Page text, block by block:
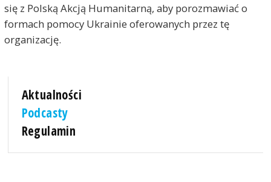
się z Polską Akcją Humanitarną, aby porozmawiać o
formach pomocy Ukrainie oferowanych przez tę
organizację.
Aktualności
Podcasty
Regulamin